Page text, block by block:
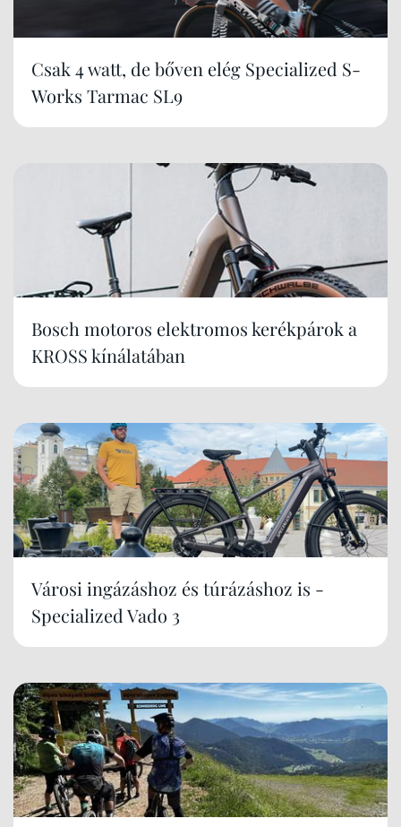
Csak 4 watt, de bőven elég Specialized S-
Works Tarmac SL9
Bosch motoros elektromos kerékpárok a
KROSS kínálatában
Városi ingázáshoz és túrázáshoz is -
Specialized Vado 3